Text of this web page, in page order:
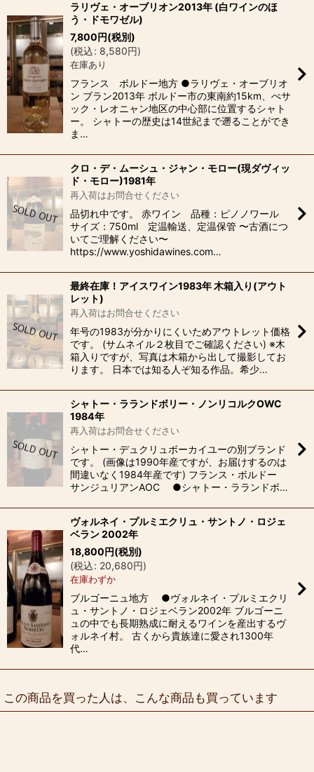
ラリヴェ・オーブリオン2013年 (白ワインのほ
う・ドモワゼル)
7,800円(税別)
(税込: 8,580円)
在庫あり
フランス ボルドー地方 ●ラリヴェ・オーブリオ
ン ブラン2013年 ボルドー市の東南約15km、ぺサ
ック・レオニャン地区の中心部に位置するシャト
ー。 シャトーの歴史は14世紀まで遡ることができ
ま…
クロ・デ・ムーシュ・ジャン・モロー(現ダヴィッ
ド・モロー)1981年
再入荷はお問合せください
品切れ中です。 赤ワイン 品種：ピノノワール
サイズ：750ml 定温輸送、定温保管 〜古酒につ
いてご理解ください〜
https://www.yoshidawines.com…
最終在庫！アイスワイン1983年 木箱入り(アウト
レット)
再入荷はお問合せください
年号の1983が分かりにくいためアウトレット価格
です。 (サムネイル２枚目でご確認ください) ※木
箱入りですが、写真は木箱から出して撮影してお
ります。 日本では知る人ぞ知る作品。希少…
シャトー・ラランドボリー・ノンリコルクOWC
1984年
再入荷はお問合せください
シャトー・デュクリュボーカイユーの別ブランド
です。 (画像は1990年産ですが、お届けするのは
間違いなく1984年産です) フランス・ボルドー
サンジュリアンAOC ●シャトー・ラランドボ…
ヴォルネイ・プルミエクリュ・サントノ・ロジェ
ベラン 2002年
18,800円(税別)
(税込: 20,680円)
在庫わずか
ブルゴーニュ地方 ●ヴォルネイ・プルミエクリ
ュ・サントノ・ロジェベラン2002年 ブルゴーニ
ュの中でも長期熟成に耐えるワインを産出するヴ
ォルネイ村。 古くから貴族達に愛され1300年
代…
この商品を買った人は、こんな商品も買っています